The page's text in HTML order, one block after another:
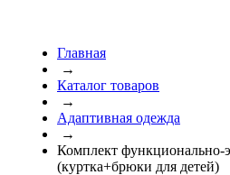
Главная
→
Каталог товаров
→
Адаптивная одежда
→
Комплект функционально-
(куртка+брюки для детей)